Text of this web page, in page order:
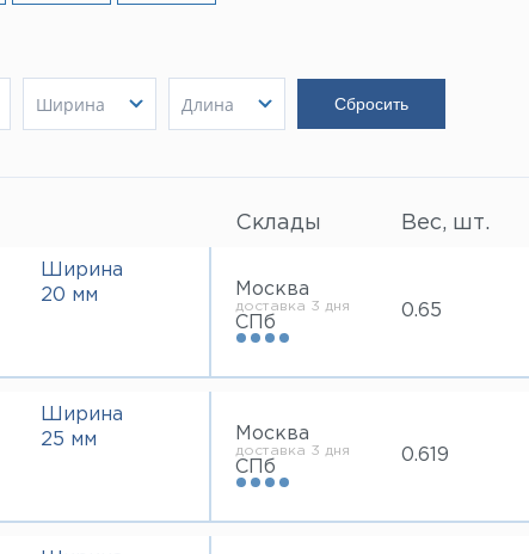
Ширина
60 мм
80 мм
Длина
Склады Вес, шт.
Ширина
20 мм
Москва
доставка 3 дня
СПб
0.65
Ширина
25 мм
Москва
доставка 3 дня
СПб
0.619